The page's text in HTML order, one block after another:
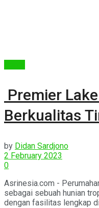
Premier
Berkualitas
by Didan Sardjono
2 February 2023
0
Asrinesia.com -
sebagai sebuah hunian
dengan fasilitas lengkap